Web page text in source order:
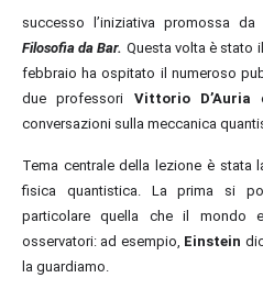
successol’iniziativa promossa
Filosofia da Bar. Questa volta è stato
febbraio ha ospitato il numeroso
due professori Vittorio D’Auria
conversazioni sulla meccanica
Tema centrale della lezione è stata
fisica quantistica. La prima si
particolare quella che il mondo
osservatori: ad esempio, Einstein
la guardiamo.